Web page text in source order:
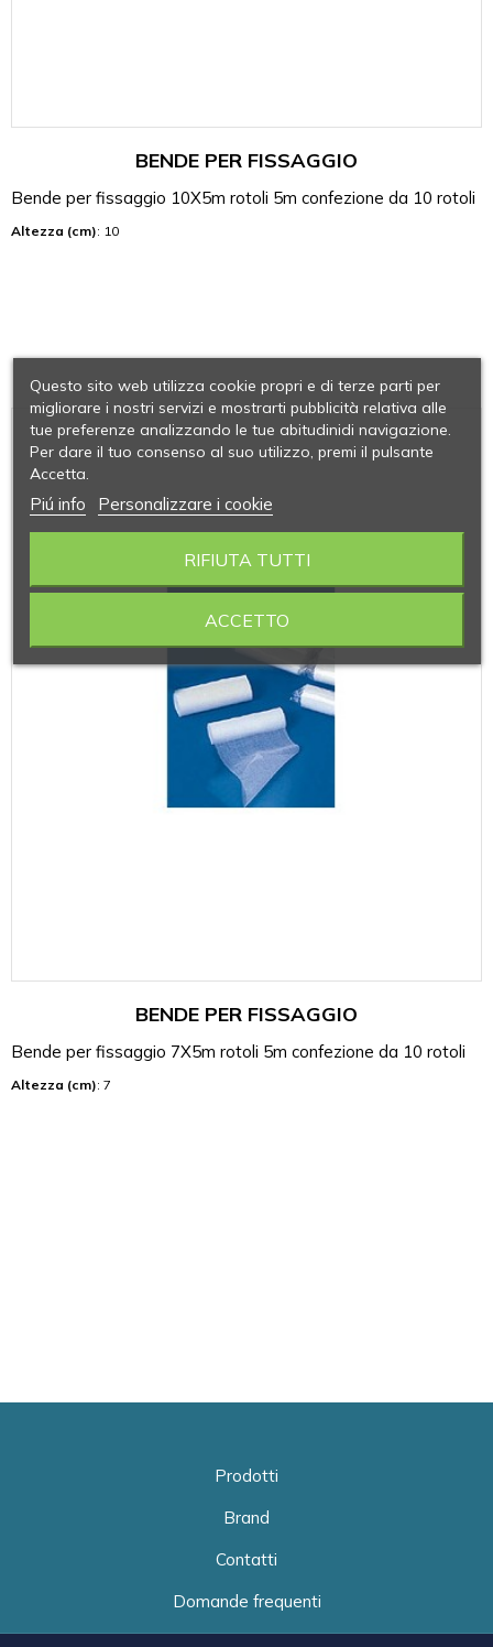
BENDE PER FISSAGGIO
Bende per fissaggio 10X5m rotoli 5m confezione da 10 rotoli
Altezza (cm): 10
BENDE PER FISSAGGIO
Bende per fissaggio 7X5m rotoli 5m confezione da 10 rotoli
Altezza (cm): 7
Prodotti
Brand
Contatti
Domande frequenti
Questo sito web utilizza cookie propri e di terze parti per
migliorare i nostri servizi e mostrarti pubblicità relativa alle
tue preferenze analizzando le tue abitudinidi navigazione.
Per dare il tuo consenso al suo utilizzo, premi il pulsante
Accetta.
Piú info Personalizzare i cookie
RIFIUTA TUTTI
ACCETTO